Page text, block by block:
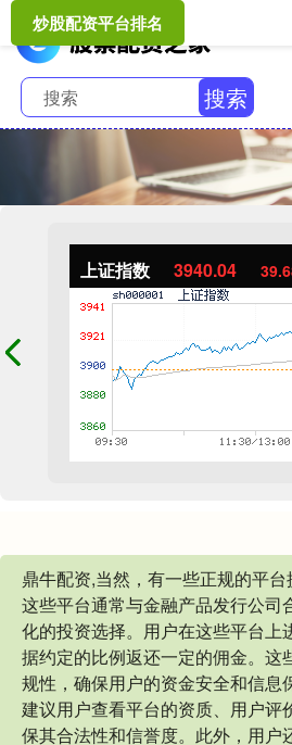
搜索
上证指数 3940.04
鼎牛配资,当然，有一些正规的平台
这些平台通常与金融产品发行公司
化的投资选择。用户在这些平台上
据约定的比例返还一定的佣金。这
规性，确保用户的资金安全和信息
建议用户查看平台的资质、用户评
保其合法性和信誉度。此外，用户
炒股配资平台排名